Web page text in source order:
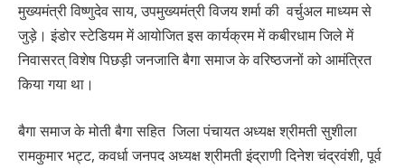
मुख्यमंत्री विष्णुदेव साय, उपमुख्यमंत्री विजय शर्मा की वर्चुअल माध्यम से
जुड़े। इंडोर स्टेडियम में आयोजित इस कार्यक्रम में कबीरधाम जिले में
निवासरत् विशेष पिछड़ी जनजाति बैगा समाज के वरिष्ठजनों को आमंत्रित
किया गया था।
बैगा समाज के मोती बैगा सहित जिला पंचायत अध्यक्ष श्रीमती सुशीला
रामकुमार भट्ट, कवर्धा जनपद अध्यक्ष श्रीमती इंद्राणी दिनेश चंद्रवंशी, पूर्व